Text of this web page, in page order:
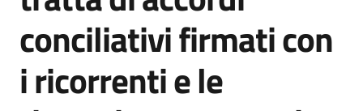
conciliativi firmati con
i ricorrenti e le